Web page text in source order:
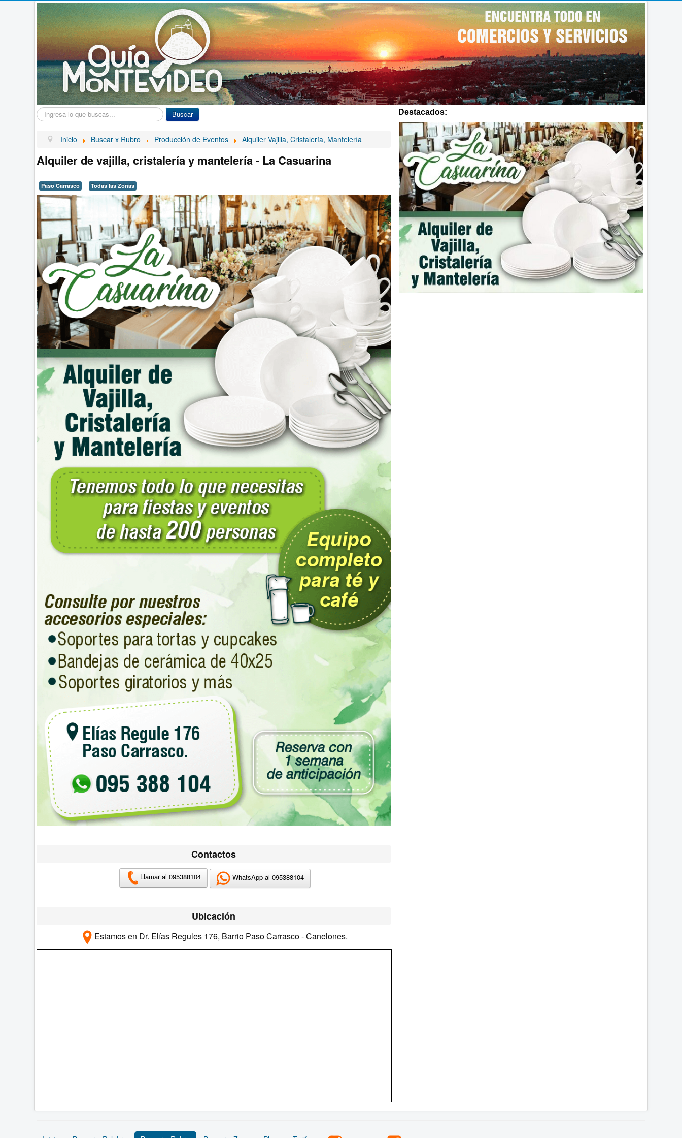
Buscar... Buscar
Inicio Buscar x Rubro Producción de Eventos Alquiler Vajilla, Cristalería, Mantelería
Alquiler de vajilla, cristalería y mantelería - La Casuarina
Paso Carrasco Todas las Zonas
Contactos
Llamar al 095388104 WhatsApp al 095388104
Ubicación
Estamos en Dr. Elías Regules 176, Barrio Paso Carrasco - Canelones.
Destacados: